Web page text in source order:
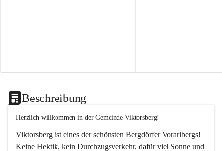
Beschreibung
Herzlich willkommen in der Gemeinde Viktorsberg!
Viktorsberg ist eines der schönsten Bergdörfer Vorarlbergs!
Keine Hektik, kein Durchzugsverkehr, dafür viel Sonne und